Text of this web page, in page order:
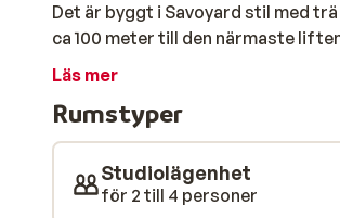
Det är byggt i Savoyard stil med
ca 100 meter till den närmaste
Résidence P&V Les Gémeaux är
och några trevliga restauranger
Läs mer
Rumstyper
Studiolägenhet
för 2 till 4 personer